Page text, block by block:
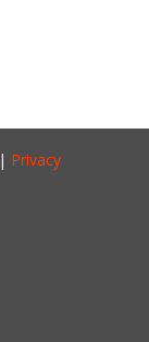
Privacy